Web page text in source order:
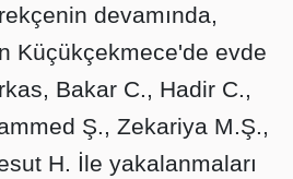
devamında,
Küçükçekmece'de evde
Bakar C., Hadir C.,
Ş., Zekariya M.Ş.,
H. İle yakalanmaları